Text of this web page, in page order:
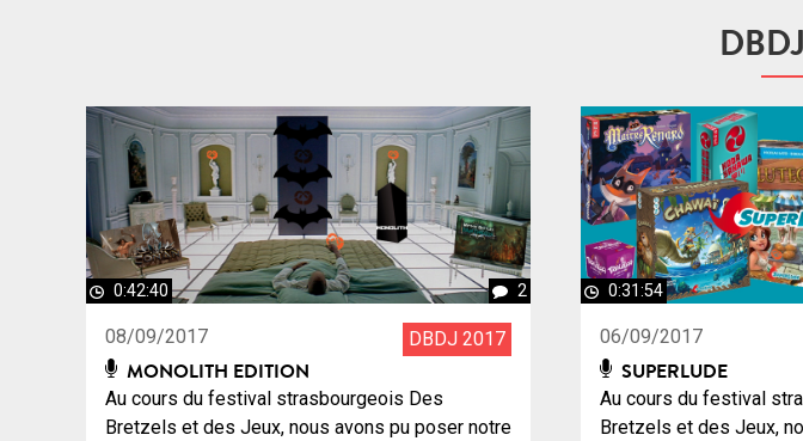
0:42:40 2
08/09/2017 DBDJ 2017
MONOLITH EDITION
Au cours du festival strasbourgeois Des
Bretzels et des Jeux, nous avons pu poser notre
0:31:54
06/09/2017
SUPERLUDE
Au cours du festival
Bretzels et des Jeux,